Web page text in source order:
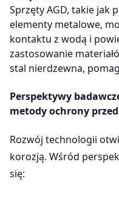
Sprzęty AGD, takie jak
elementy metalowe,
kontaktu z wodą i
zastosowanie
stal nierdzewna,
Perspektywy
metody ochrony
Rozwój technologii
korozją. Wśród
się: